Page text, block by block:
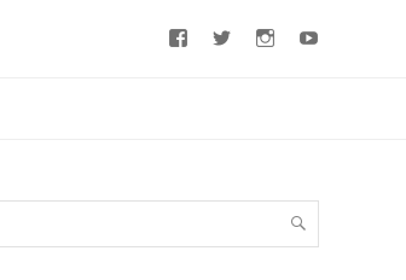
FacebookTwitterInstagram
SEARCH